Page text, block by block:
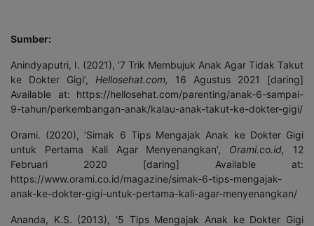
Sumber:
Anindyaputri, I. (2021), ‘7 Trik Membujuk Anak Agar Tidak Takut
ke Dokter Gigi’, Hellosehat.com, 16 Agustus 2021 [daring]
Available at: https://hellosehat.com/parenting/anak-6-sampai-
9-tahun/perkembangan-anak/kalau-anak-takut-ke-dokter-gigi/
Orami. (2020), ‘Simak 6 Tips Mengajak Anak ke Dokter Gigi
untuk Pertama Kali Agar Menyenangkan’, Orami.co.id, 12
Februari 2020 [daring] Available at:
https://www.orami.co.id/magazine/simak-6-tips-mengajak-
anak-ke-dokter-gigi-untuk-pertama-kali-agar-menyenangkan/
Ananda, K.S. (2013), ‘5 Tips Mengajak Anak ke Dokter Gigi